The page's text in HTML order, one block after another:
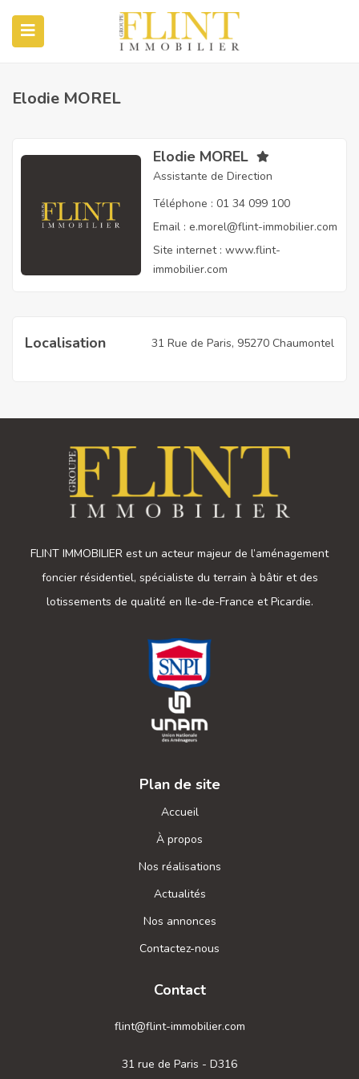
Elodie MOREL
Elodie MOREL
Assistante de Direction
Téléphone : 01 34 099 100
Email : e.morel@flint-immobilier.com
Site internet : www.flint-
immobilier.com
Localisation 31 Rue de Paris, 95270 Chaumontel
FLINT IMMOBILIER est un acteur majeur de l’aménagement
foncier résidentiel, spécialiste du terrain à bâtir et des
lotissements de qualité en Ile-de-France et Picardie.
Plan de site
Accueil
À propos
Nos réalisations
Actualités
Nos annonces
Contactez-nous
Contact
flint@flint-immobilier.com
31 rue de Paris - D316